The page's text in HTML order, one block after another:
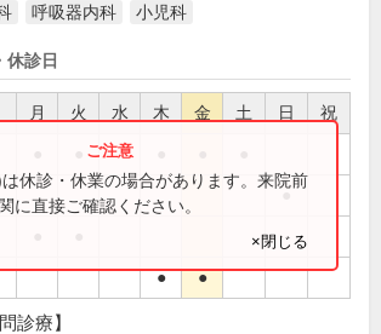
呼吸器内科 小児科
休診日
月 火 水 木 金 土 日 祝
●
● ●
休診・休業の場合があります。来院前
に直接ご確認ください。
×閉じる
診療】